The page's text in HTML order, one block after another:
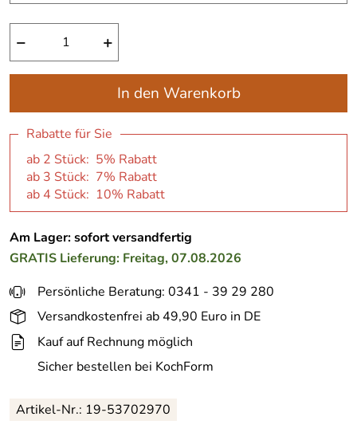
− +
In den Warenkorb
Rabatte für Sie
ab 2 Stück: 5% Rabatt
ab 3 Stück: 7% Rabatt
ab 4 Stück: 10% Rabatt
Am Lager: sofort versandfertig
GRATIS Lieferung: Freitag, 07.08.2026
Persönliche Beratung: 0341 - 39 29 280
Versandkostenfrei ab 49,90 Euro in DE
Kauf auf Rechnung möglich
Sicher bestellen bei KochForm
Artikel-Nr.: 19-53702970